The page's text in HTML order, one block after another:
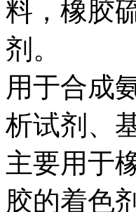
料，橡胶
剂。
用于合成
析试剂、
主要用于
胶的着色